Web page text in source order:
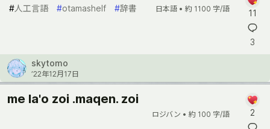
#人工言語 #otamashelf #辞書 日本語 • 約 1100 字/語 11
3
skytomo
’22年12月17日
me la'o zoi .maqen. zoi
ロジバン • 約 100 字/語 2